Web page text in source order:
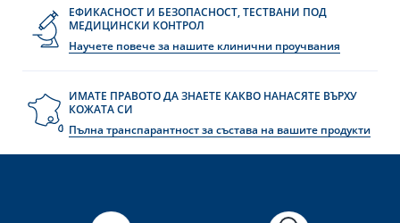
защита на вашите лични данни,
заповерителност на данните
ЕФИКАСНОСТ И БЕЗОПАСНОСТ, ТЕСТВАНИ ПОД
МЕДИЦИНСКИ КОНТРОЛ
Научете повече за нашите клинични проучвания
ИМАТЕ ПРАВОТО ДА ЗНАЕТЕ КАКВО НАНАСЯТЕ ВЪРХУ
КОЖАТА СИ
Пълна транспарантност за състава на вашите продукти